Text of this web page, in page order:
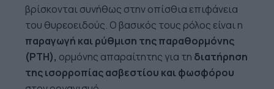
βρίσκονται συνήθως στην οπίσθια επιφάνεια
του θυρεοειδούς. Ο βασικός τους ρόλος είναι η
παραγωγή και ρύθμιση της παραθορμόνης
(PTH), ορμόνης απαραίτητης για τη διατήρηση
της ισορροπίας ασβεστίου και φωσφόρου